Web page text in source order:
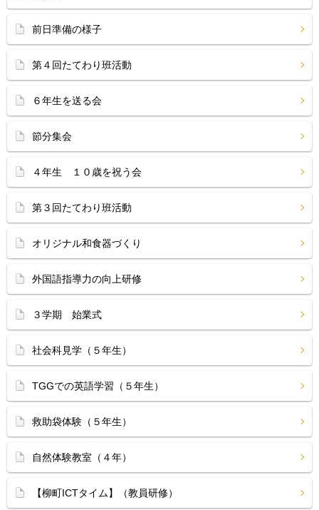
前日準備の様子
第４回たてわり班活動
６年生を送る会
節分集会
４年生 １０歳を祝う会
第３回たてわり班活動
オリジナル和食器づくり
外国語指導力の向上研修
３学期 始業式
社会科見学（５年生）
TGGでの英語学習（５年生）
救助袋体験（５年生）
自然体験教室（４年）
【柳町ICTタイム】（教員研修）